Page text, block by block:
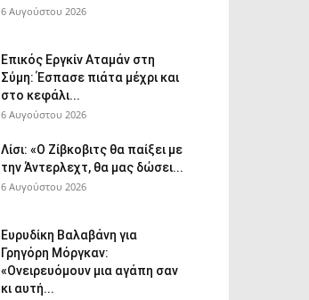
6 Αυγούστου 2026
Επικός Εργκίν Αταμάν στη
Σύμη: Έσπασε πιάτα μέχρι και
στο κεφάλι...
6 Αυγούστου 2026
Λίσι: «Ο Ζίβκοβιτς θα παίξει με
την Άντερλεχτ, θα μας δώσει...
6 Αυγούστου 2026
Ευρυδίκη Βαλαβάνη για
Γρηγόρη Μόργκαν:
«Ονειρευόμουν μια αγάπη σαν
κι αυτή...